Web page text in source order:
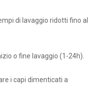
di lavaggio ridotti fino al
o fine lavaggio (1-24h).
i capi dimenticati a